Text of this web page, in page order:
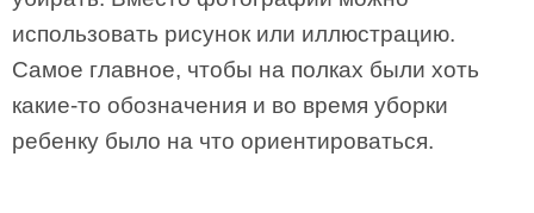
использовать рисунок или иллюстрацию.
Самое главное, чтобы на полках были хоть
какие-то обозначения и во время уборки
ребенку было на что ориентироваться.